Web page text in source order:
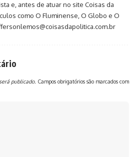
e, antes de atuar no site Coisas da
como O Fluminense, O Globo e O
publicado. Campos obrigatórios são marcados com